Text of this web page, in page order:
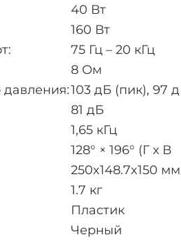
40 Вт
160 Вт
75 Гц – 20 кГц
8 Ом
103 дБ (пик), 97
81 дБ
1,65 кГц
128° × 196° (Г х В
250x148.7x150 мм
1.7 кг
Пластик
Черный